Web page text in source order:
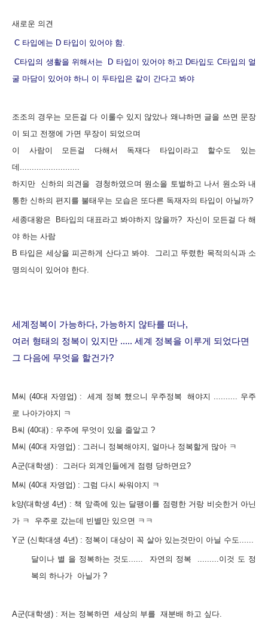
새로운 의견
C 타입에는 D 타입이 있어야 함.
C타입의 생활을 위해서는 D 타입이 있어야 하고 D타입도 C타입의 얼
굴 마담이 있어야 하니 이 두타입은 같이 간다고 봐야
조조의 경우는 모든걸 다 이룰수 있지 않았나 왜냐하면 글을 쓰면 문장
이 되고 전쟁에 가면 무장이 되었으며
이 사람이 모든걸 다해서 독재다 타입이라고 할수도 있는
데.........................
하지만 신하의 의견을 경청하였으며 원소을 토벌하고 나서 원소와 내
통한 신하의 편지를 불태우는 모습은 또다른 독재자의 타입이 아닐까?
세종대왕은 B타입의 대표라고 봐야하지 않을까? 자신이 모든걸 다 해
야 하는 사람
B 타입은 세상을 피곤하게 산다고 봐야. 그리고 뚜렸한 목적의식과 소
명의식이 있어야 한다.
세계정복이 가능하다, 가능하지 않타를 떠나,
여러 형태의 정복이 있지만 ..... 세계 정복을 이루게 되었다면
그 다음에 무엇을 할건가?
M씨 (40대 자영업) : 세계 정복 했으니 우주정복 해야지 .......... 우주
로 나아가야지 ㅋ
B씨 (40대) : 우주에 무엇이 있을 줄알고 ?
M씨 (40대 자영업) : 그러니 정복해야지, 얼마나 정복할게 많아 ㅋ
A군(대학생) : 그러다 외계인들에게 점령 당하면요?
M씨 (40대 자영업) : 그럼 다시 싸워야지 ㅋ
k양(대학생 4년) : 책 앞족에 있는 달팽이를 점령한 거랑 비슷한거 아닌
가 ㅋ 우주로 갔는데 빈별만 있으면 ㅋㅋ
Y군 (신학대생 4년) : 정복이 대상이 꼭 살아 있는것만이 아닐 수도......
달이나 별 을 정복하는 것도...... 자연의 정복 .........이것 도 정
복의 하나가 아닐가 ?
A군(대학생) : 저는 정복하면 세상의 부를 재분배 하고 싶다.